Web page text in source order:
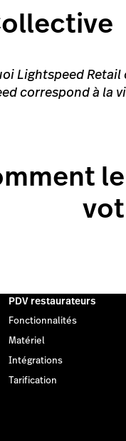
Lightspeed
correspond à la
PDV restaurateurs
Fonctionnalités
Matériel
Intégrations
Tarification